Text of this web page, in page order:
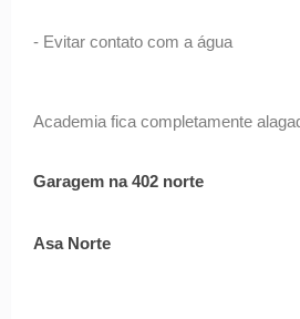
- Evitar contato com a água
Academia fica completamente
Garagem na 402 norte
Asa Norte